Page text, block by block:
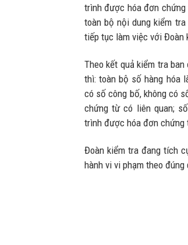
trình được hóa đơn
toàn bộ nội dung kiểm
tiếp tục làm việc với Đoàn
Theo kết quả kiểm tra
thì: toàn bộ số hàng hóa
có số công bố, không có
chứng từ có liên quan;
trình được hóa đơn chứng
Đoàn kiểm tra đang tích
hành vi vi phạm theo